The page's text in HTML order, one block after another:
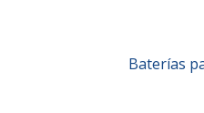
Baterías